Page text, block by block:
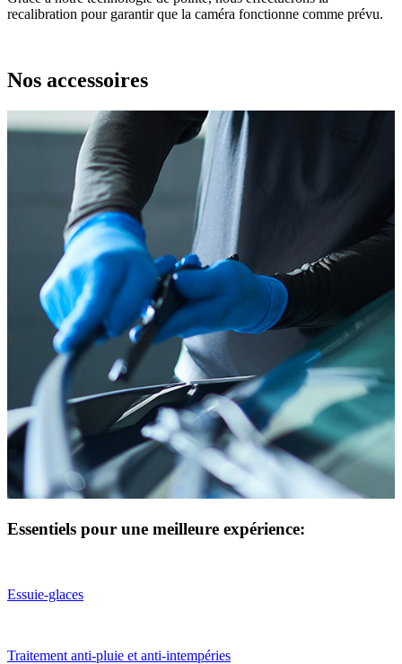
recalibration pour garantir que la caméra fonctionne comme prévu.
Nos accessoires
Essentiels pour une meilleure expérience:
Essuie-glaces
Traitement anti-pluie et anti-intempéries